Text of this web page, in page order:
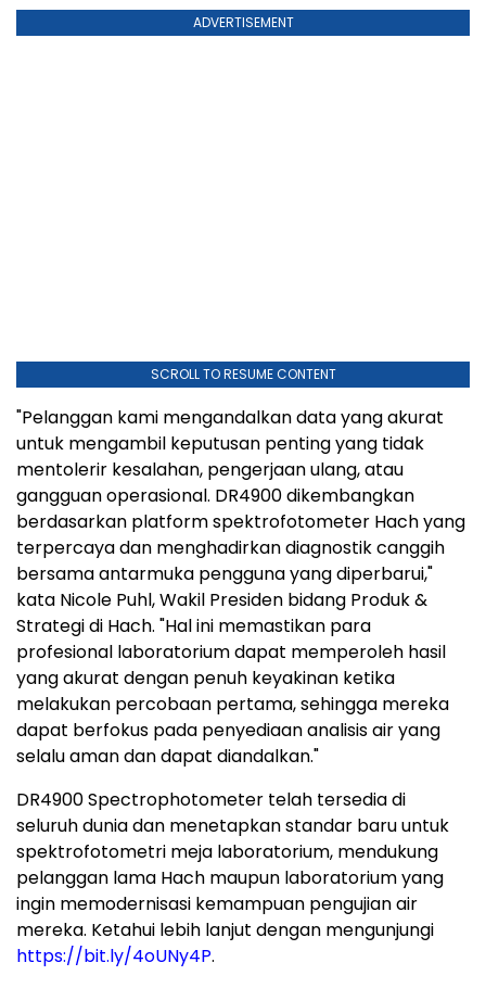
ADVERTISEMENT
SCROLL TO RESUME CONTENT
"Pelanggan kami mengandalkan data yang akurat
untuk mengambil keputusan penting yang tidak
mentolerir kesalahan, pengerjaan ulang, atau
gangguan operasional. DR4900 dikembangkan
berdasarkan platform spektrofotometer Hach yang
terpercaya dan menghadirkan diagnostik canggih
bersama antarmuka pengguna yang diperbarui,"
kata Nicole Puhl, Wakil Presiden bidang Produk &
Strategi di Hach. "Hal ini memastikan para
profesional laboratorium dapat memperoleh hasil
yang akurat dengan penuh keyakinan ketika
melakukan percobaan pertama, sehingga mereka
dapat berfokus pada penyediaan analisis air yang
selalu aman dan dapat diandalkan."
DR4900 Spectrophotometer telah tersedia di
seluruh dunia dan menetapkan standar baru untuk
spektrofotometri meja laboratorium, mendukung
pelanggan lama Hach maupun laboratorium yang
ingin memodernisasi kemampuan pengujian air
mereka. Ketahui lebih lanjut dengan mengunjungi
https://bit.ly/4oUNy4P.